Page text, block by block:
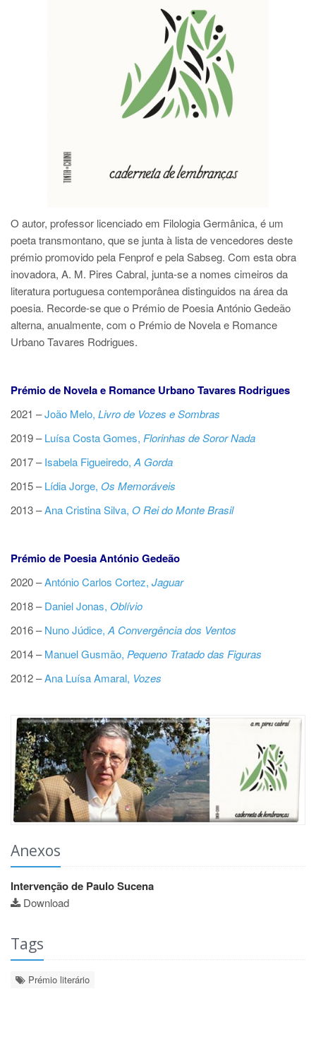
O autor, professor licenciado em Filologia Germânica, é um
poeta transmontano, que se junta à lista de vencedores deste
prémio promovido pela Fenprof e pela Sabseg. Com esta obra
inovadora, A. M. Pires Cabral, junta-se a nomes cimeiros da
literatura portuguesa contemporânea distinguidos na área da
poesia. Recorde-se que o Prémio de Poesia António Gedeão
alterna, anualmente, com o Prémio de Novela e Romance
Urbano Tavares Rodrigues.
Prémio de Novela e Romance Urbano Tavares Rodrigues
2021 –João Melo, Livro de Vozes e Sombras
2019 – Luísa Costa Gomes, Florinhas de Soror Nada
2017 – Isabela Figueiredo, A Gorda
2015 – Lídia Jorge, Os Memoráveis
2013 –Ana Cristina Silva, O Rei do Monte Brasil
Prémio de Poesia António Gedeão
2020 –António Carlos Cortez, Jaguar
2018 – Daniel Jonas, Oblívio
2016 – Nuno Júdice, A Convergência dos Ventos
2014 – Manuel Gusmão, Pequeno Tratado das Figuras
2012 –Ana Luísa Amaral, Vozes
Anexos
Intervenção de Paulo Sucena
Download
Tags
Prémio literário